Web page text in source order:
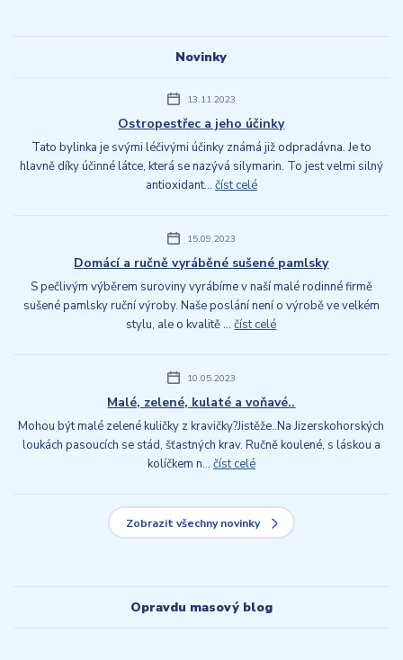
Novinky
13.11.2023
Ostropestřec a jeho účinky
Tato bylinka je svými léčivými účinky známá již odpradávna. Je to
hlavně díky účinné látce, která se nazývá silymarin. To jest velmi silný
antioxidant... číst celé
15.09.2023
Domácí a ručně vyráběné sušené pamlsky
S pečlivým výběrem suroviny vyrábíme v naší malé rodinné firmě
sušené pamlsky ruční výroby. Naše poslání není o výrobě ve velkém
stylu, ale o kvalitě ...číst celé
10.05.2023
Malé, zelené, kulaté a voňavé..
Mohou být malé zelené kuličky z kravičky?Jistěže..Na Jizerskohorských
loukách pasoucích se stád, šťastných krav. Ručně koulené, s láskou a
kolíčkem n... číst celé
Zobrazit všechny novinky
Opravdu masový blog